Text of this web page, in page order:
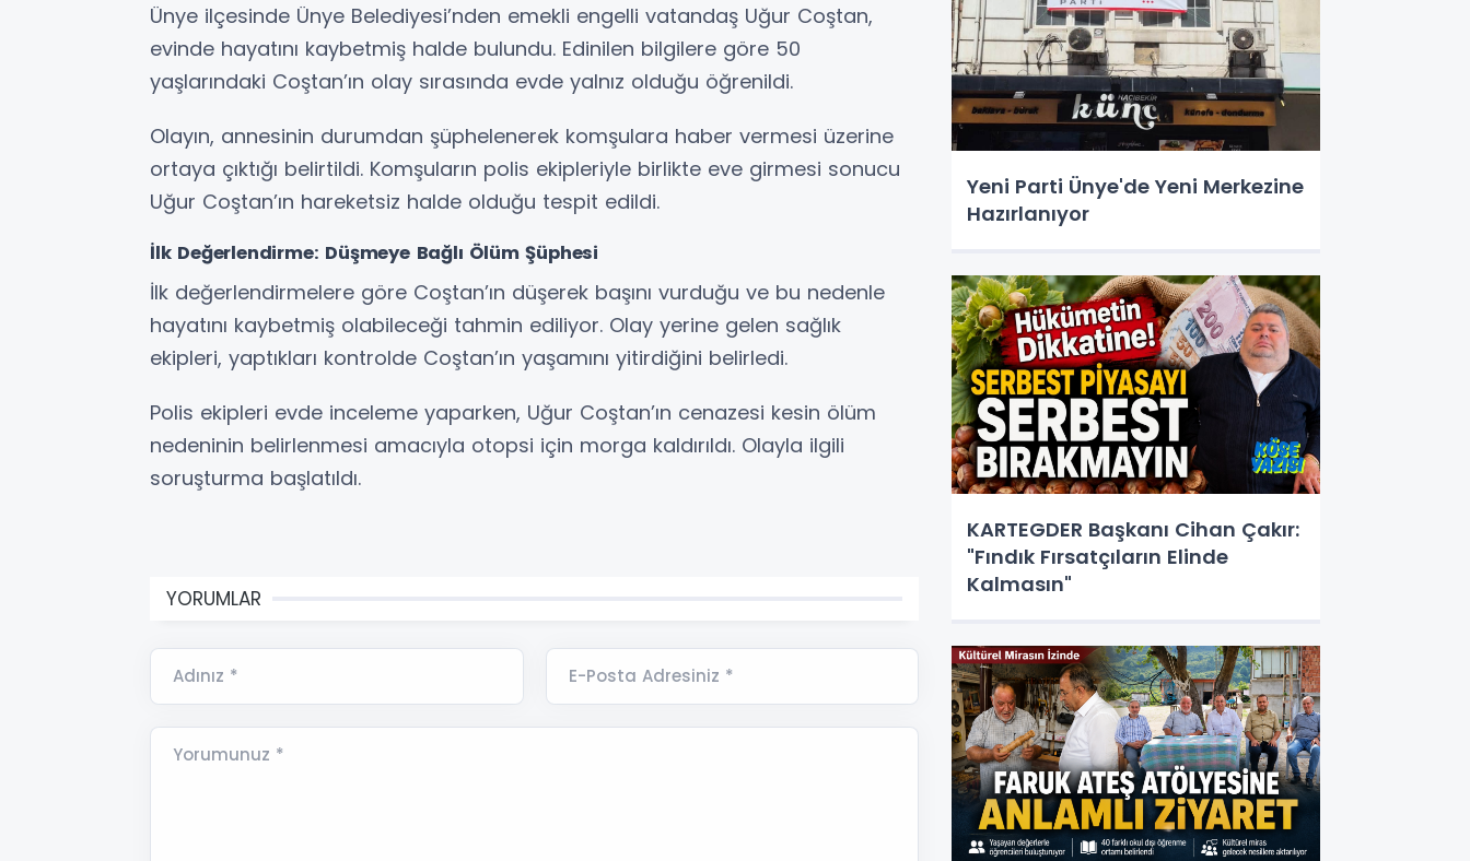
Ünye ilçesinde Ünye Belediyesi’nden emekli engelli vatandaş Uğur Coştan,
evinde hayatını kaybetmiş halde bulundu. Edinilen bilgilere göre 50
yaşlarındaki Coştan’ın olay sırasında evde yalnız olduğu öğrenildi.
Olayın, annesinin durumdan şüphelenerek komşulara haber vermesi üzerine
ortaya çıktığı belirtildi. Komşuların polis ekipleriyle birlikte eve girmesi sonucu
Uğur Coştan’ın hareketsiz halde olduğu tespit edildi.
İlk Değerlendirme: Düşmeye Bağlı Ölüm Şüphesi
İlk değerlendirmelere göre Coştan’ın düşerek başını vurduğu ve bu nedenle
hayatını kaybetmiş olabileceği tahmin ediliyor. Olay yerine gelen sağlık
ekipleri, yaptıkları kontrolde Coştan’ın yaşamını yitirdiğini belirledi.
Polis ekipleri evde inceleme yaparken, Uğur Coştan’ın cenazesi kesin ölüm
nedeninin belirlenmesi amacıyla otopsi için morga kaldırıldı. Olayla ilgili
soruşturma başlatıldı.
YORUMLAR
Adınız * E-Posta Adresiniz *
Yorumunuz *
Yeni Parti Ünye'de Yeni Merkezine
Hazırlanıyor
KARTEGDER Başkanı Cihan Çakır:
"Fındık Fırsatçıların Elinde
Kalmasın"